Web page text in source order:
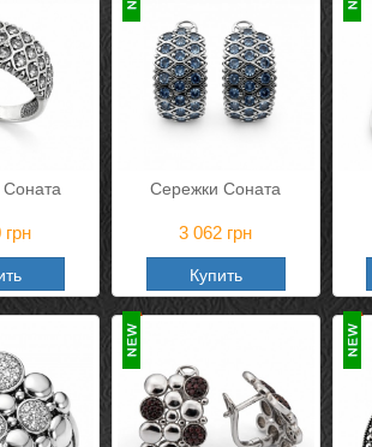
Соната
грн
Сережки Соната
3 062 грн
Купить